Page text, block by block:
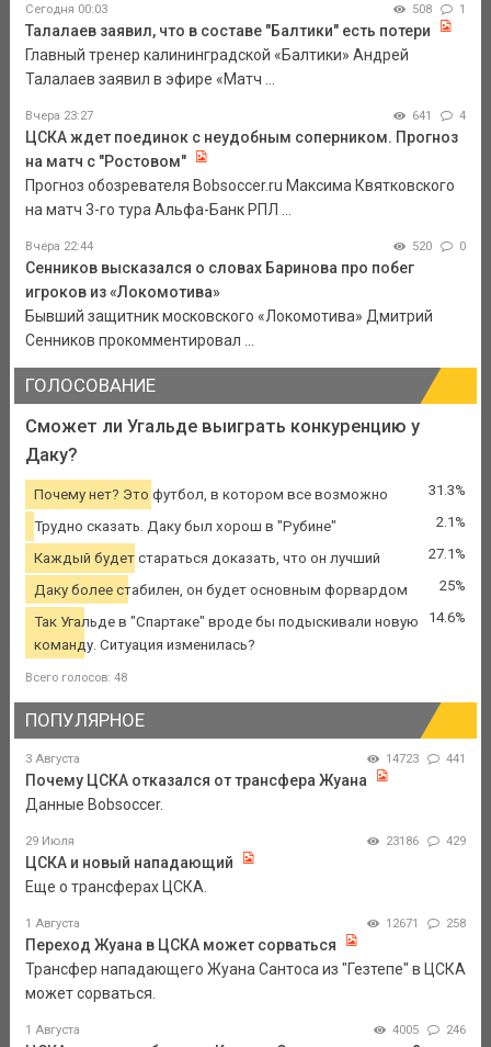
Сегодня 00:03 508 1
Талалаев заявил, что в составе "Балтики" есть потери
Главный тренер калининградской «Балтики» Андрей
Талалаев заявил в эфире «Матч ...
Вчера 23:27 641 4
ЦСКА ждет поединок с неудобным соперником. Прогноз
на матч с "Ростовом"
Прогноз обозревателя Bobsoccer.ru Максима Квятковского
на матч 3-го тура Альфа-Банк РПЛ ...
Вчера 22:44 520 0
Сенников высказался о словах Баринова про побег
игроков из «Локомотива»
Бывший защитник московского «Локомотива» Дмитрий
Сенников прокомментировал ...
ГОЛОСОВАНИЕ
Сможет ли Угальде выиграть конкуренцию у
Даку?
Почему нет? Это футбол, в котором все возможно 31.3%
Трудно сказать. Даку был хорош в "Рубине" 2.1%
Каждый будет стараться доказать, что он лучший 27.1%
Даку более стабилен, он будет основным форвардом 25%
Так Угальде в "Спартаке" вроде бы подыскивали новую
команду. Ситуация изменилась?
14.6%
Всего голосов: 48
ПОПУЛЯРНОЕ
3 Августа 14723 441
Почему ЦСКА отказался от трансфера Жуана
Данные Bobsoccer.
29 Июля 23186 429
ЦСКА и новый нападающий
Еще о трансферах ЦСКА.
1 Августа 12671 258
Переход Жуана в ЦСКА может сорваться
Трансфер нападающего Жуана Сантоса из "Гезтепе" в ЦСКА
может сорваться.
1 Августа 4005 246